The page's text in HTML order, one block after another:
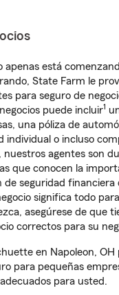
apenas está
State Farm le
para seguro de
puede incluir1
una póliza de
individual o incluso
nuestros agentes son
que conocen la
de seguridad financiera
significa todo
asegúrese de que
correctos para su
en Napoleon,
para pequeñas
para usted.